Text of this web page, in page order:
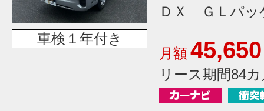
車検１年付き
ＤＸ ＧＬパッ
月額45,650
リース期間84